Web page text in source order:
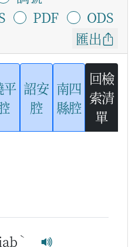
PDF
ODS
匯出
平 詔安
腔
南四
縣腔
回檢
索清
單
ˋ